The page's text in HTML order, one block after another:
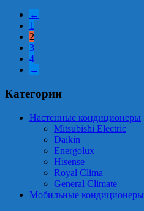
←
1
2
3
4
→
Категории
Настенные кондиционеры
Mitsubishi Electric
Daikin
Energolux
Hisense
Royal Clima
General Climate
Мобильные кондиционеры